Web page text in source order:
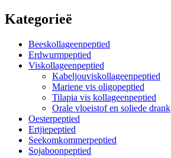
Kategorieë
Beeskollageenpeptied
Erdwurmpeptied
Viskollageenpeptied
Kabeljouviskollageenpeptied
Mariene vis oligopeptied
Tilapia vis kollageenpeptied
Orale vloeistof en soliede drank
Oesterpeptied
Ertjiepeptied
Seekomkommerpeptied
Sojaboonpeptied